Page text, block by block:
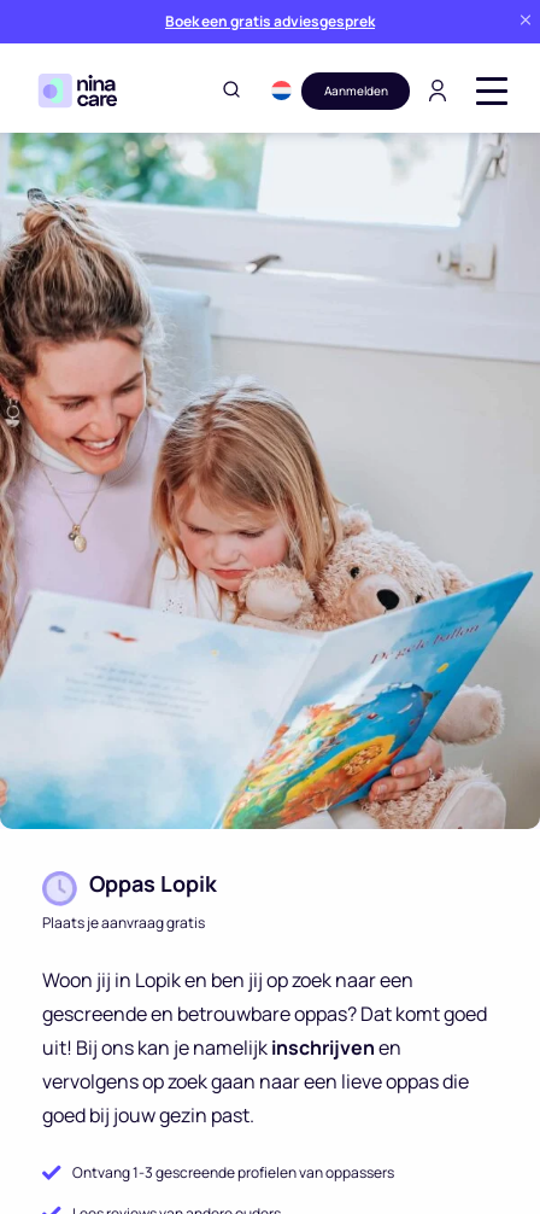
Boek een gratis adviesgesprek
Aanmelden
Oppas Lopik
Plaats je aanvraag gratis
Woon jij in Lopik en ben jij op zoek naar een
gescreende en betrouwbare oppas? Dat komt goed
uit! Bij ons kan je namelijkinschrijvenen
vervolgens op zoek gaan naar een lieve oppas die
goed bij jouw gezin past.
Ontvang 1-3 gescreende profielen van oppassers